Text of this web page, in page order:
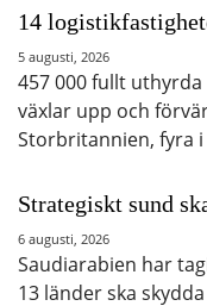
14
5 augusti, 2026
457 000 fullt
växlar upp och
Storbritannien, fyra
Strategiskt sund
6 augusti, 2026
Saudiarabien har
13 länder ska